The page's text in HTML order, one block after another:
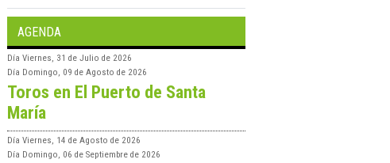
AGENDA
Día Viernes, 31 de Julio de 2026
Día Domingo, 09 de Agosto de 2026
Toros en El Puerto de Santa
María
Día Viernes, 14 de Agosto de 2026
Día Domingo, 06 de Septiembre de 2026